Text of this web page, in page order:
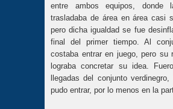
entre ambos equipos, donde
trasladaba de área en área casi
pero dicha igualdad se fue
final del primer tiempo. Al
costaba entrar en juego, pero su
lograba concretar su idea.
llegadas del conjunto
pudo entrar, por lo menos en la